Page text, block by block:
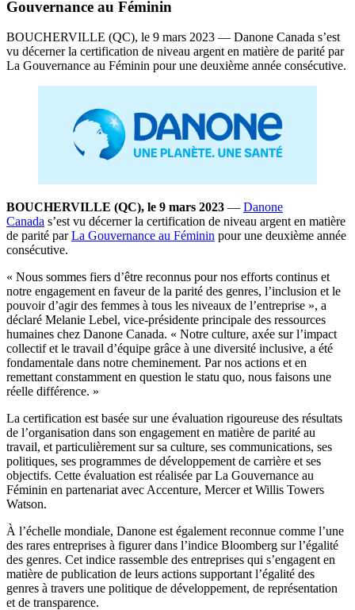
Gouvernance au Féminin
BOUCHERVILLE (QC), le 9 mars 2023 — Danone Canada s’est
vu décerner la certification de niveau argent en matière de parité par
La Gouvernance au Féminin pour une deuxième année consécutive.
BOUCHERVILLE (QC), le 9 mars 2023 — Danone
Canada s’est vu décerner la certification de niveau argent en matière
de parité parLa Gouvernance au Féminin pour une deuxième année
consécutive.
« Nous sommes fiers d’être reconnus pour nos efforts continus et
notre engagement en faveur de la parité des genres, l’inclusion et le
pouvoir d’agir des femmes à tous les niveaux de l’entreprise », a
déclaré Melanie Lebel, vice-présidente principale des ressources
humaines chez Danone Canada. « Notre culture, axée sur l’impact
collectif et le travail d’équipe grâce à une diversité inclusive, a été
fondamentale dans notre cheminement. Par nos actions et en
remettant constamment en question le statu quo, nous faisons une
réelle différence. »
La certification est basée sur une évaluation rigoureuse des résultats
de l’organisation dans son engagement en matière de parité au
travail, et particulièrement sur sa culture, ses communications, ses
politiques, ses programmes de développement de carrière et ses
objectifs. Cette évaluation est réalisée par La Gouvernance au
Féminin en partenariat avec Accenture, Mercer et Willis Towers
Watson.
À l’échelle mondiale, Danone est également reconnue comme l’une
des rares entreprises à figurer dans l’indice Bloomberg sur l’égalité
des genres. Cet indice rassemble des entreprises qui s’engagent en
matière de publication de leurs actions supportant l’égalité des
genres à travers une politique de développement, de représentation
et de transparence.